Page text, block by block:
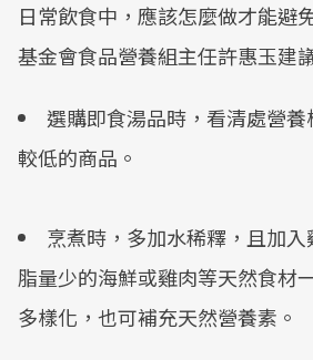
日常飲食中，應該怎麼做才能避
基金會食品營養組主任許惠玉建
選購即食湯品時，看清處營
較低的商品。
烹煮時，多加水稀釋，且加
脂量少的海鮮或雞肉等天然食材
多樣化，也可補充天然營養素。